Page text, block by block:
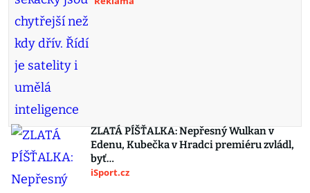
ZLATÁ PÍŠŤALKA: Nepřesný Wulkan v
Edenu, Kubečka v Hradci premiéru zvládl,
byť…
iSport.cz